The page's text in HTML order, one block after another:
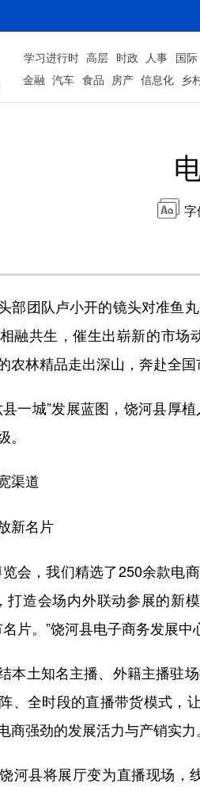
学习进行时 高层 时政 人事 国际
金融 汽车 食品 房产 信息化 乡
字
团队卢小开的镜头对准鱼丸
融共生，催生出崭新的市
农林精品走出深山，奔赴全国
城”发展蓝图，饶河县厚植
渠道
新名片
，我们精选了250余款电商
打造会场内外联动参展的
名片。”饶河县电子商务发展中
土知名主播、外籍主播驻场
、全时段的直播带货模式，
商强劲的发展活力与产销实力。
县将展厅变为直播现场，